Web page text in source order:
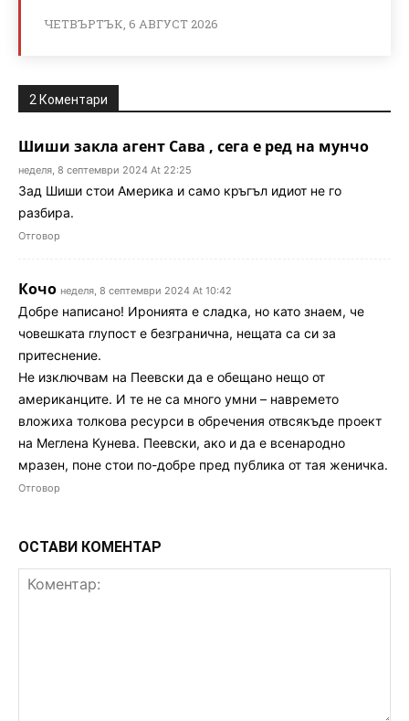
ЧЕТВЪРТЪК, 6 АВГУСТ 2026
2 Коментари
Шиши закла агент Сава , сега е ред на мунчо
неделя, 8 септември 2024 At 22:25
Зад Шиши стои Америка и само кръгъл идиот не го
разбира.
Отговор
Кочо неделя, 8 септември 2024 At 10:42
Добре написано! Иронията е сладка, но като знаем, че
човешката глупост е безгранична, нещата са си за
притеснение.
Не изключвам на Пеевски да е обещано нещо от
американците. И те не са много умни – навремето
вложиха толкова ресурси в обречения отвсякъде проект
на Меглена Кунева. Пеевски, ако и да е всенародно
мразен, поне стои по-добре пред публика от тая женичка.
Отговор
ОСТАВИ КОМЕНТАР